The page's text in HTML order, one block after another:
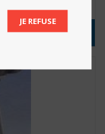
JE REFUSE